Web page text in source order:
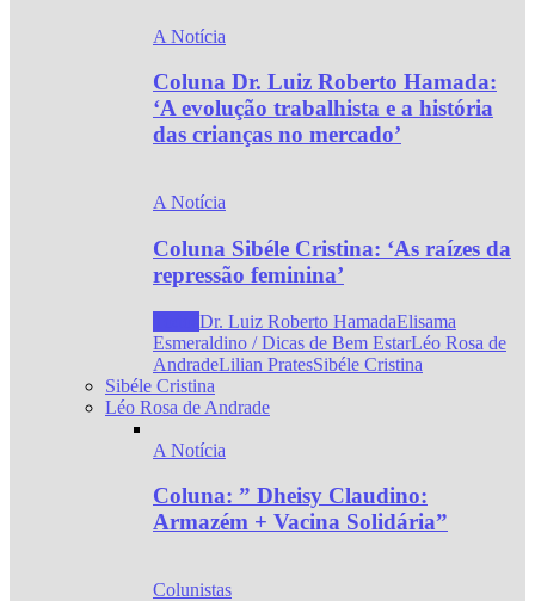
A Notícia
Coluna Dr. Luiz Roberto Hamada:
‘A evolução trabalhista e a história
das crianças no mercado’
A Notícia
Coluna Sibéle Cristina: ‘As raízes da
repressão feminina’
Dr. Luiz Roberto HamadaElisama
Esmeraldino / Dicas de Bem EstarLéo Rosa de
AndradeLilian PratesSibéle Cristina
Sibéle Cristina
Léo Rosa de Andrade
A Notícia
Coluna: ” Dheisy Claudino:
Armazém + Vacina Solidária”
Colunistas